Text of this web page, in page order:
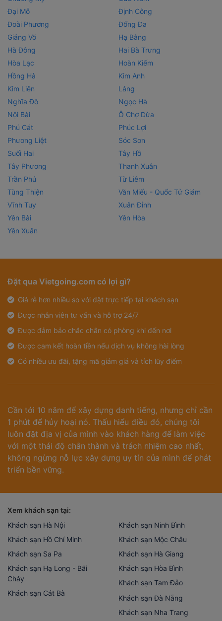
Đại Mỗ
Định Công
Đoài Phương
Đống Đa
Giảng Võ
Hạ Bằng
Hà Đông
Hai Bà Trưng
Hòa Lạc
Hoàn Kiếm
Hồng Hà
Kim Anh
Kim Liên
Láng
Nghĩa Đô
Ngọc Hà
Nội Bài
Ô Chợ Dừa
Phú Cát
Phúc Lợi
Phương Liệt
Sóc Sơn
Suối Hai
Tây Hồ
Tây Phương
Thanh Xuân
Trần Phú
Từ Liêm
Tùng Thiện
Văn Miếu - Quốc Tử Giám
Vĩnh Tuy
Xuân Đỉnh
Yên Bài
Yên Hòa
Yên Xuân
Đặt qua Vietgoing.com có lợi gì?
Giá rẻ hơn nhiều so với đặt trực tiếp tại khách sạn
Được nhân viên tư vấn và hỗ trợ 24/7
Được đảm bảo chắc chắn có phòng khi đến nơi
Được cam kết hoàn tiền nếu dịch vụ không hài lòng
Có nhiều ưu đãi, tặng mã giảm giá và tích lũy điểm
Cần tới 10 năm để xây dựng danh tiếng, nhưng chỉ cần
1 phút để hủy hoại nó. Thấu hiểu điều đó, chúng tôi
luôn đặt địa vị của mình vào khách hàng để làm việc
với một thái độ chân thành và trách nhiệm cao nhất,
không ngừng nỗ lực xây dựng uy tín của mình để phát
triển bền vững.
Xem khách sạn tại:
Khách sạn Hà Nội
Khách sạn Hồ Chí Minh
Khách sạn Sa Pa
Khách sạn Hạ Long - Bãi
Cháy
Khách sạn Cát Bà
Khách sạn Ninh Bình
Khách sạn Mộc Châu
Khách sạn Hà Giang
Khách sạn Hòa Bình
Khách sạn Tam Đảo
Khách sạn Đà Nẵng
Khách sạn Nha Trang